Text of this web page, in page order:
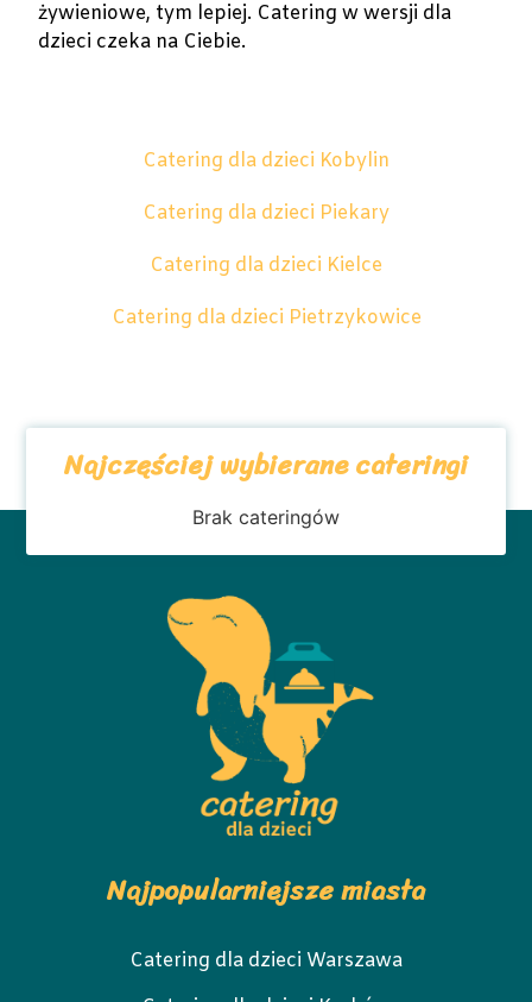
żywieniowe, tym lepiej. Catering w wersji dla
dzieci czeka na Ciebie.
Catering dla dzieci Kobylin
Catering dla dzieci Piekary
Catering dla dzieci Kielce
Catering dla dzieci Pietrzykowice
Najczęściej wybierane cateringi
Brak cateringów
Najpopularniejsze miasta
Catering dla dzieci Warszawa